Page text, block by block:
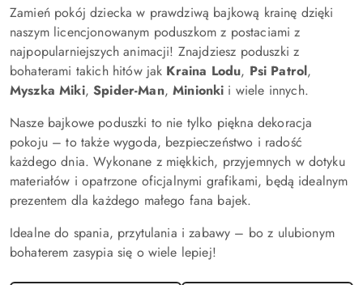
Zamień pokój dziecka w prawdziwą bajkową krainę dzięki
naszym licencjonowanym poduszkom z postaciami z
najpopularniejszych animacji! Znajdziesz poduszki z
bohaterami takich hitów jak Kraina Lodu, Psi Patrol,
Myszka Miki,Spider-Man,Minionki i wiele innych.
Nasze bajkowe poduszki to nie tylko piękna dekoracja
pokoju – to także wygoda, bezpieczeństwo i radość
każdego dnia. Wykonane z miękkich, przyjemnych w dotyku
materiałów i opatrzone oficjalnymi grafikami, będą idealnym
prezentem dla każdego małego fana bajek.
Idealne do spania, przytulania i zabawy – bo z ulubionym
bohaterem zasypia się o wiele lepiej!